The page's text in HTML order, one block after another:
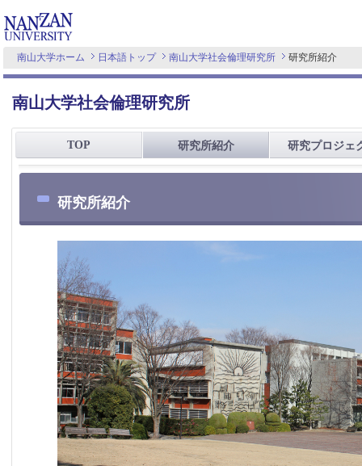
南山大学ホーム 日本語トップ 南山大学社会倫理研究所 研究所紹介
南山大学社会倫理研究所
TOP 研究所紹介 研究プロジェ
研究所紹介